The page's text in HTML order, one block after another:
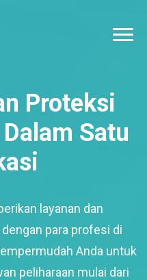
Proteksi
Satu
layanan dan
para profesi di
Anda untuk
peliharaan mulai dari